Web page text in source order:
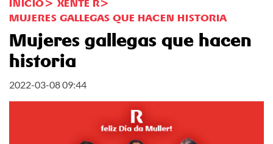
INICIO
XENTE R
MUJERES GALLEGAS QUE HACEN HISTORIA
Mujeres gallegas que hacen
historia
2022-03-08 09:44